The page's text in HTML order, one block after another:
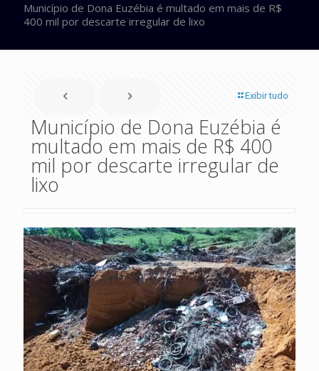
Município de Dona Euzébia é multado em mais de R$
400 mil por descarte irregular de lixo
Exibir tudo
Município de Dona Euzébia é
multado em mais de R$ 400
mil por descarte irregular de
lixo